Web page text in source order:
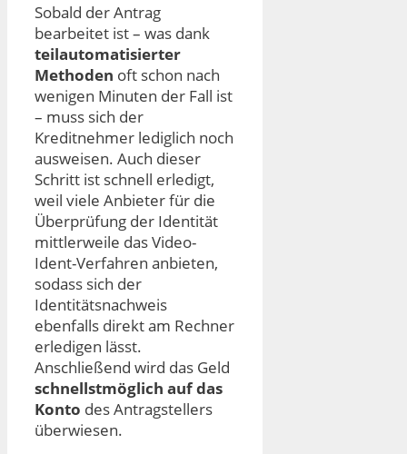
Sobald der Antrag
bearbeitet ist – was dank
teilautomatisierter
Methoden oft schon nach
wenigen Minuten der Fall ist
– muss sich der
Kreditnehmer lediglich noch
ausweisen. Auch dieser
Schritt ist schnell erledigt,
weil viele Anbieter für die
Überprüfung der Identität
mittlerweile das Video-
Ident-Verfahren anbieten,
sodass sich der
Identitätsnachweis
ebenfalls direkt am Rechner
erledigen lässt.
Anschließend wird das Geld
schnellstmöglich auf das
Konto des Antragstellers
überwiesen.